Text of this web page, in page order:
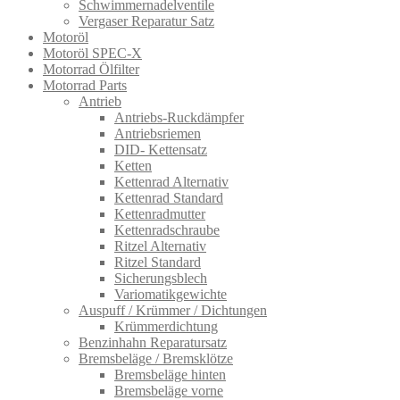
Schwimmernadelventile
Vergaser Reparatur Satz
Motoröl
Motoröl SPEC-X
Motorrad Ölfilter
Motorrad Parts
Antrieb
Antriebs-Ruckdämpfer
Antriebsriemen
DID- Kettensatz
Ketten
Kettenrad Alternativ
Kettenrad Standard
Kettenradmutter
Kettenradschraube
Ritzel Alternativ
Ritzel Standard
Sicherungsblech
Variomatikgewichte
Auspuff / Krümmer / Dichtungen
Krümmerdichtung
Benzinhahn Reparatursatz
Bremsbeläge / Bremsklötze
Bremsbeläge hinten
Bremsbeläge vorne